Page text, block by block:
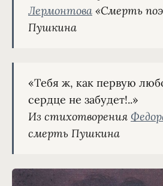
Лермонтова «Смерть
Пушкина
«Тебя ж, как первую
Из стихотворения
смерть Пушкина